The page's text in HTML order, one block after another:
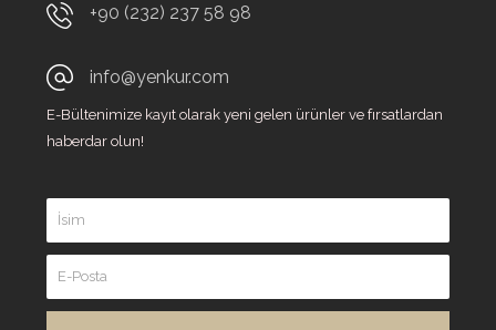
+90 (232) 237 58 98
info@yenkur.com
E-Bültenimize kayıt olarak yeni gelen ürünler ve fırsatlardan
haberdar olun!